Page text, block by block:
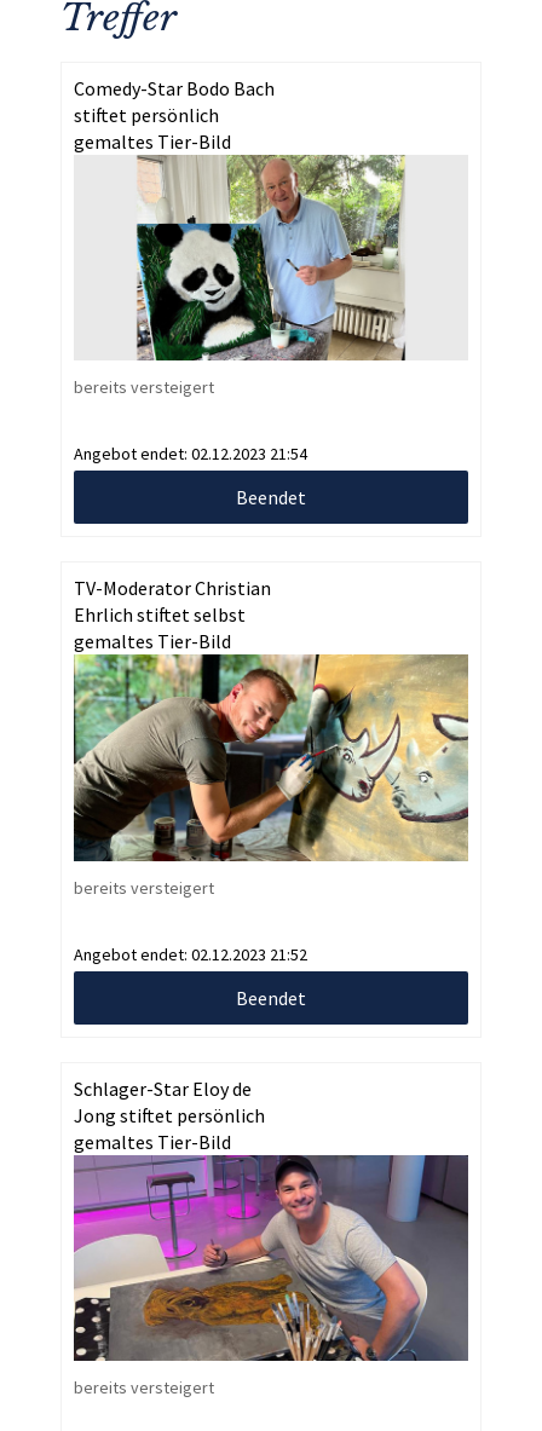
Treffer
Comedy-Star Bodo Bach
stiftet persönlich
gemaltes Tier-Bild
bereits versteigert
Angebot endet: 02.12.2023 21:54
Beendet
TV-Moderator Christian
Ehrlich stiftet selbst
gemaltes Tier-Bild
bereits versteigert
Angebot endet: 02.12.2023 21:52
Beendet
Schlager-Star Eloy de
Jong stiftet persönlich
gemaltes Tier-Bild
bereits versteigert